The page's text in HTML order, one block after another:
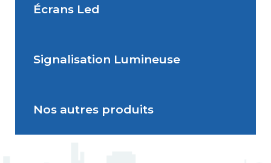
Feu Comportemental
Écrans Led
Écran Géant Extérieur Led
Signalisation Lumineuse
Signalisation dynamique
Nos autres produits